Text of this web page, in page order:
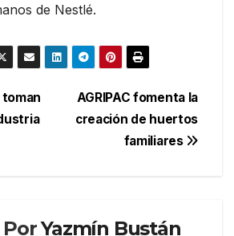
de Nestlé.
AGRIPAC fomenta la
creación de huertos
familiares
toman
PorYazmín Bustán